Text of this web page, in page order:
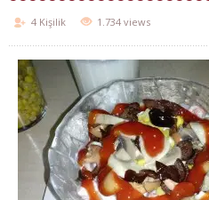
4 Kişilik 1.734 views